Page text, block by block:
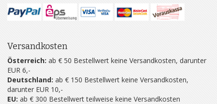
Versandkosten
Österreich: ab € 50 Bestellwert keine Versandkosten, darunter
EUR 6,-
Deutschland: ab € 150 Bestellwert keine Versandkosten,
darunter EUR 10,-
EU: ab € 300 Bestellwert teilweise keine Versandkosten